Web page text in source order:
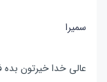
سمیرا
عالی خدا خیرتون بده